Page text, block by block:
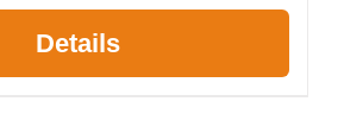
Details